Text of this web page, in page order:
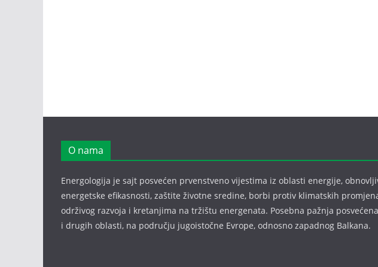
O nama
Energologija je sajt posvećen prvenstveno vijestima iz oblasti energije,
energetske efikasnosti, zaštite životne sredine, borbi protiv klimatskih
održivog razvoja i kretanjima na tržištu energenata. Posebna pažnja
i drugih oblasti, na području jugoistočne Evrope, odnosno zapadnog Balkana.